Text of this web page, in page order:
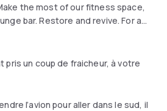
the most of our fitness space,
bar. Restore and revive. For a
Europe, the restaurant serves up
pris un coup de fraicheur, à votre
l’avion pour aller dans le sud, il